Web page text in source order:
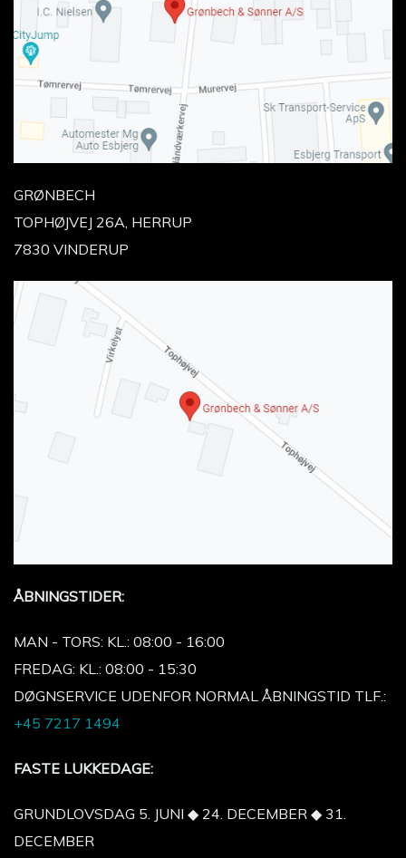
GRØNBECH
TOPHØJVEJ 26A, HERRUP
7830 VINDERUP
ÅBNINGSTIDER:
MAN - TORS: KL.: 08:00 - 16:00
FREDAG: KL.: 08:00 - 15:30
DØGNSERVICE UDENFOR NORMAL ÅBNINGSTID TLF.:
+45 7217 1494
FASTE LUKKEDAGE:
GRUNDLOVSDAG 5. JUNI ◆ 24. DECEMBER ◆ 31.
DECEMBER